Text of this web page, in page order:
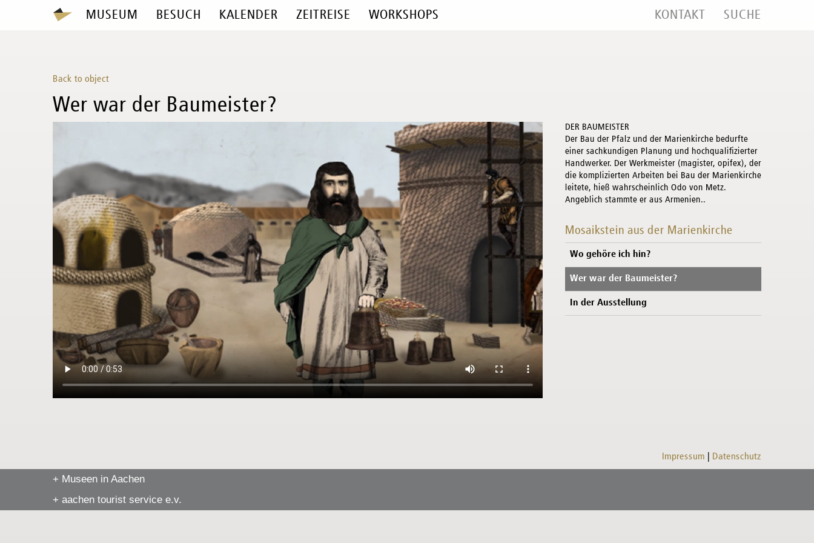
MUSEUM BESUCH KALENDER ZEITREISE WORKSHOPS KONTAKT SUCHE
Back to object
Wer war der Baumeister?
DER BAUMEISTER
Der Bau der Pfalz und der Marienkirche bedurfte
einer sachkundigen Planung und hochqualifizierter
Handwerker. Der Werkmeister (magister, opifex), der
die komplizierten Arbeiten bei Bau der Marienkirche
leitete, hieß wahrscheinlich Odo von Metz.
Angeblich stammte er aus Armenien..
Mosaikstein aus der Marienkirche
Wo gehöre ich hin?
Wer war der Baumeister?
In der Ausstellung
Impressum Datenschutz
+ Museen in Aachen
+ aachen tourist service e.v.